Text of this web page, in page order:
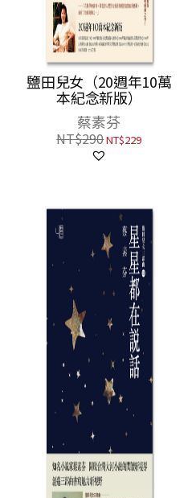
鹽田兒女（20週年10萬
本紀念新版）
蔡素芬
NT$290NT$229